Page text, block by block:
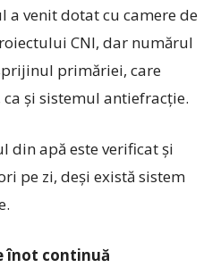
venit dotat cu camere de
CNI, dar numărul
primăriei, care
și sistemul antiefracție.
din apă este verificat și
pe zi, deși există sistem
înot continuă